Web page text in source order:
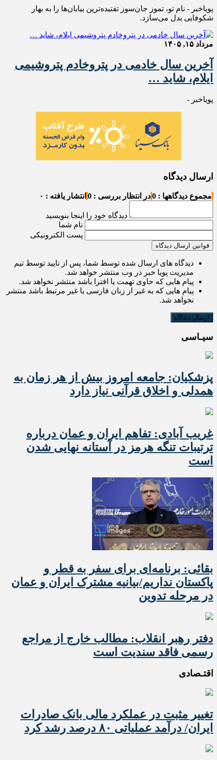
پویاخبر - نام تو، تموز جان‌سوز تفتیده‌ترین بیابان‌ها را به بهار
شکوفایی بدل می‌سازد.
مرداد ۱۵, ۱۴۰۵
آخرین سال خادمی در پتروخادم پتروشیمی
ایلام، شاید …
پویاخبر -
ارسال دیدگاه
مجموع دیدگاهها : 0 در انتظار بررسی : 0 انتشار یافته : ۰
دیدگاه خود را اینجا بنویسید
نام شما
پست الکترونیکی
قوانین ارسال دیدگاه
دیدگاه های ارسال شده توسط شما، پس از تایید توسط تیم
مدیریت پویا خبر در وب منتشر خواهد شد.
پیام هایی که حاوی تهمت یا افترا باشد منتشر نخواهد شد.
پیام هایی که به غیر از زبان فارسی یا غیر مرتبط باشد منتشر
نخواهد شد.
سیـاسی
پزشکیان: جامعه امروز بیش از هر زمان به
همدلی و اخلاق قرآنی نیاز دارد
غریب آبادی: تفاهم ایران و عمان درباره
ترتیبات تنگه هرمز در آستانه نهایی شدن
است
بقائی: برنامه‌ای برای سفر به قطر و
پاکستان نداریم/بیانیه مشترک ایران و عمان
در مرحله تدوین
دفتر رهبر انقلاب: مطالب خارج از مراجع
رسمی فاقد سندیت است
اقتـصادی
تغییر مثبت در عملکرد مالی بانک صادرات
ایران/ درآمد عملیاتی ۸۰ درصد رشد کرد